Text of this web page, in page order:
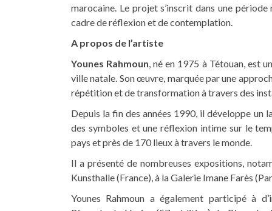
marocaine. Le projet s’inscrit dans une
cadre de réflexion et de contemplation.
A propos de l’artiste
Younes Rahmoun, né en 1975 à Tétouan, est
ville natale. Son œuvre, marquée par une
répétition et de transformation à travers des
Depuis la fin des années 1990, il développe un
des symboles et une réflexion intime sur le
pays et près de 170 lieux à travers le monde.
Il a présenté de nombreuses expositions,
Kunsthalle (France), à la Galerie Imane Farès
Younes Rahmoun a également participé à